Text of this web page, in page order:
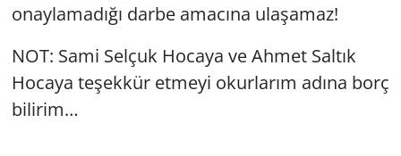
onay­la­ma­dı­ğı darbe ama­cı­na ula­şa­maz!
NOT: Sami Sel­çuk Ho­ca­ya ve Ahmet Sal­tık
Ho­ca­ya te­şek­kür et­me­yi okur­la­rım adına borç
bi­li­rim…